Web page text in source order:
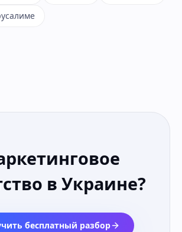
в Украине?
бесплатный разбор